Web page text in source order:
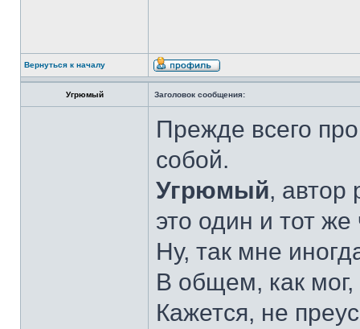
Вернуться к началу
Угрюмый Заголовок сообщения:
Прежде всего
собой.
Угрюмый, автор
это один и тот же
Ну, так мне
В общем, как мог,
Кажется, не